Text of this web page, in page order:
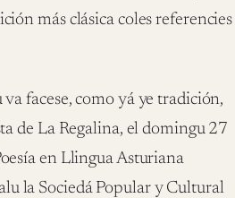
más clásica coles referencies
va facese, como yá ye tradición,
de La Regalina, el domingu 27
en Llingua Asturiana
la Sociedá Popular y Cultural